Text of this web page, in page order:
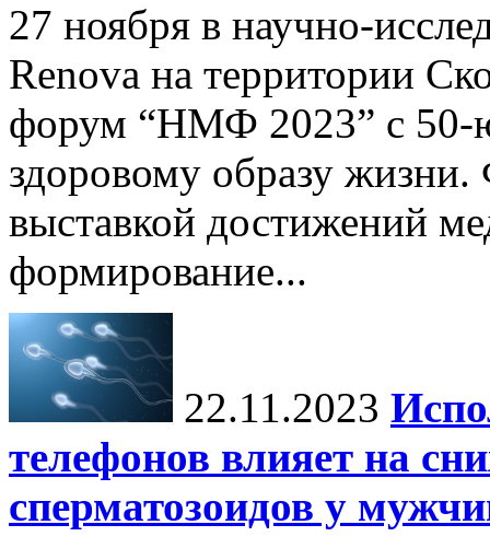
27 ноября в научно-
Renova на территории
форум “НМФ 2023” c 50-
здоровому образу
выставкой достижений
формирование...
22.11.2023
телефонов влияет на
сперматозоидов у